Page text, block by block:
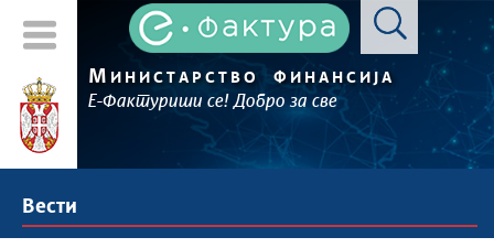
М ИНИСТАРСТВО ФИНАНСИЈА
Е-Фактуриши се! Добро за све
Вести